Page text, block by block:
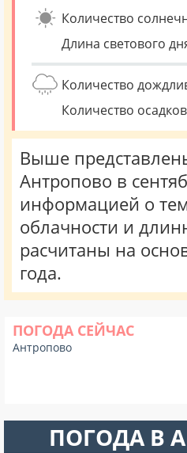
Количество
Длина светового
Количество
Количество
Выше
Антропово в
информацией о
облачности и
расчитаны на
года.
ПОГОДА СЕЙЧАС
Антропово
ПОГОДА В